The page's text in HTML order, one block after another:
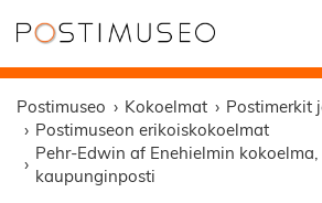
Postimuseo Kokoelmat
Postimerkit
Postimuseon erikoiskokoelmat
Pehr-Edwin af Enehielmin
kaupunginposti